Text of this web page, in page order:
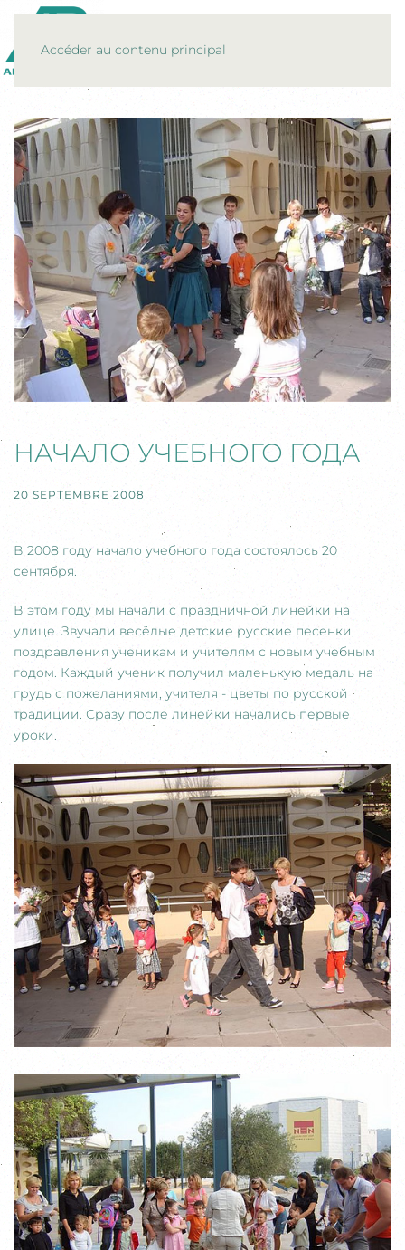
Accéder au contenu principal
НАЧАЛО УЧЕБНОГО ГОДА
20 SEPTEMBRE 2008
В 2008 году начало учебного года состоялось 20
сентября.
В этом году мы начали с праздничной линейки на
улице. Звучали весёлые детские русские песенки,
поздравления ученикам и учителям с новым учебным
годом. Каждый ученик получил маленькую медаль на
грудь с пожеланиями, учителя - цветы по русской
традиции. Сразу после линейки начались первые
уроки.